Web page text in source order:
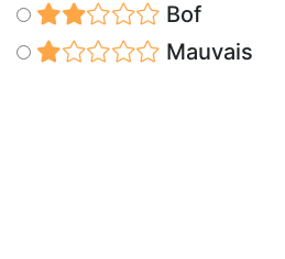
Bof
Mauvais